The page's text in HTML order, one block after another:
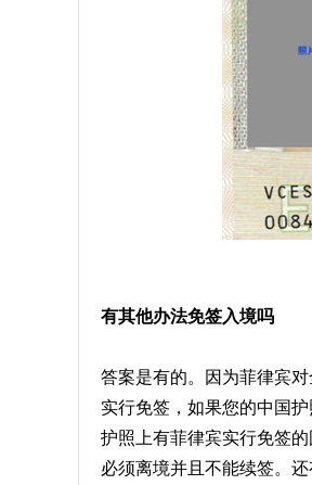
有其他办法免签入境吗
答案是有的。因为菲律宾
实行免签，如果您的中国
护照上有菲律宾实行免签
必须离境并且不能续签。